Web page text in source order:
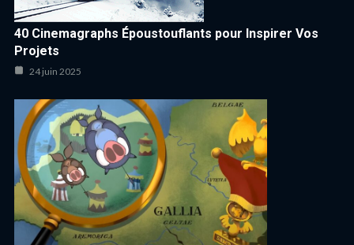
40 Cinemagraphs Époustouflants pour Inspirer Vos
Projets
24 juin 2025